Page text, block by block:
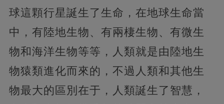
球這顆行星誕生了生命，在地球生命當
中，有陸地生物、有兩棲生物、有微生
物和海洋生物等等，人類就是由陸地生
物猿類進化而來的，不過人類和其他生
物最大的區別在于，人類誕生了智慧，